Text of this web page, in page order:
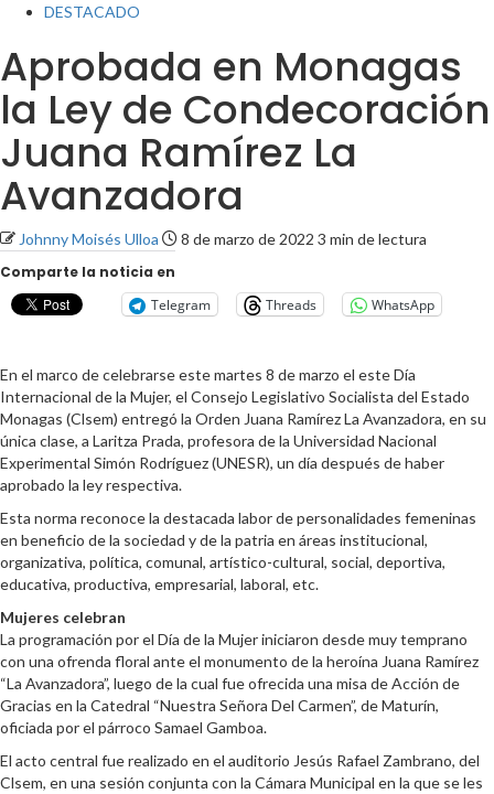
DESTACADO
Aprobada en Monagas
la Ley de Condecoración
Juana Ramírez La
Avanzadora
Johnny Moisés Ulloa 8 de marzo de 2022 3 min de lectura
Comparte la noticia en
Telegram
Threads WhatsApp
En el marco de celebrarse este martes 8 de marzo el este Día
Internacional de la Mujer, el Consejo Legislativo Socialista del Estado
Monagas (Clsem) entregó la Orden Juana Ramírez La Avanzadora, en su
única clase, a Laritza Prada, profesora de la Universidad Nacional
Experimental Simón Rodríguez (UNESR), un día después de haber
aprobado la ley respectiva.
Esta norma reconoce la destacada labor de personalidades femeninas
en beneficio de la sociedad y de la patria en áreas institucional,
organizativa, política, comunal, artístico-cultural, social, deportiva,
educativa, productiva, empresarial, laboral, etc.
Mujeres celebran
La programación por el Día de la Mujer iniciaron desde muy temprano
con una ofrenda floral ante el monumento de la heroína Juana Ramírez
“La Avanzadora”, luego de la cual fue ofrecida una misa de Acción de
Gracias en la Catedral “Nuestra Señora Del Carmen”, de Maturín,
oficiada por el párroco Samael Gamboa.
El acto central fue realizado en el auditorio Jesús Rafael Zambrano, del
Clsem, en una sesión conjunta con la Cámara Municipal en la que se les